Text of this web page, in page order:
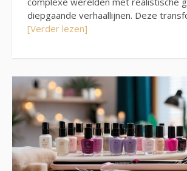
diepgaande verhaallijnen. Deze
[Verder lezen]